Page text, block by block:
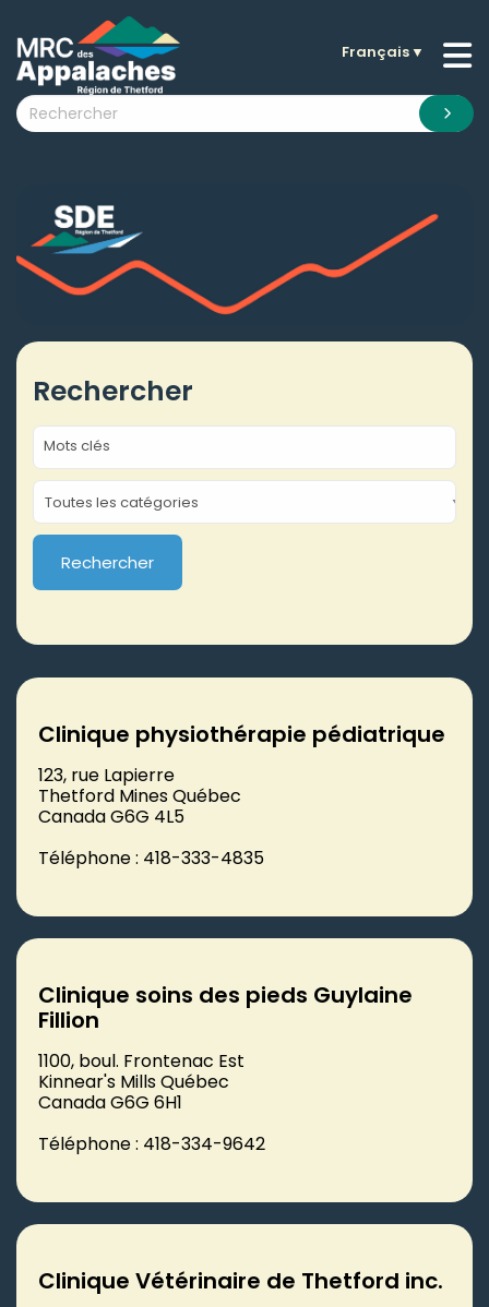
submenu (La MRC )
submenu (Citoyens )
submenu (Nouvelles )
submenu (Documentation )
Français▼
Rechercher
Mots clés
Clinique physiothérapie pédiatrique
123, rue Lapierre
Thetford Mines Québec
Canada G6G 4L5
Téléphone : 418-333-4835
Clinique soins des pieds Guylaine
Fillion
1100, boul. Frontenac Est
Kinnear's Mills Québec
Canada G6G 6H1
Téléphone : 418-334-9642
Clinique Vétérinaire de Thetford inc.